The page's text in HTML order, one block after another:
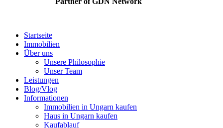
Close
Menu
Startseite
Immobilien
Über uns
Unsere Philosophie
Unser Team
Leistungen
Blog/Vlog
Informationen
Immobilien in Ungarn kaufen
Haus in Ungarn kaufen
Kaufablauf